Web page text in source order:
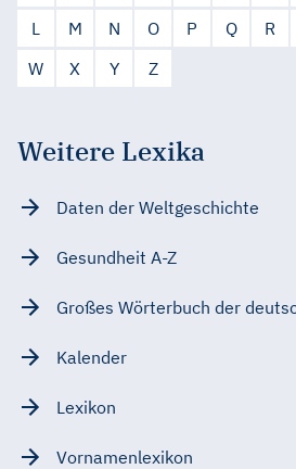
L
M N O P Q R
W
X Y Z
Weitere Lexika
Daten der Weltgeschichte
Gesundheit A-Z
Großes Wörterbuch der
Kalender
Lexikon
Vornamenlexikon